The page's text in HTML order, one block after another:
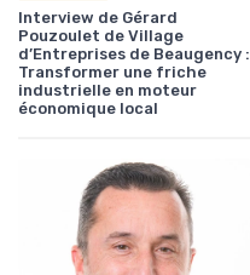
Interview de Gérard
Pouzoulet de Village
d’Entreprises de Beaugency :
Transformer une friche
industrielle en moteur
économique local